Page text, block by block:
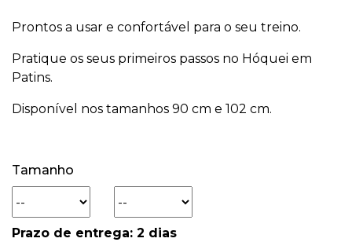
Prontos a usar e confortável para o seu treino.
Pratique os seus primeiros passos no Hóquei em
Patins.
Disponível nos tamanhos 90 cm e 102 cm.
Tamanho
Prazo de entrega: 2 dias